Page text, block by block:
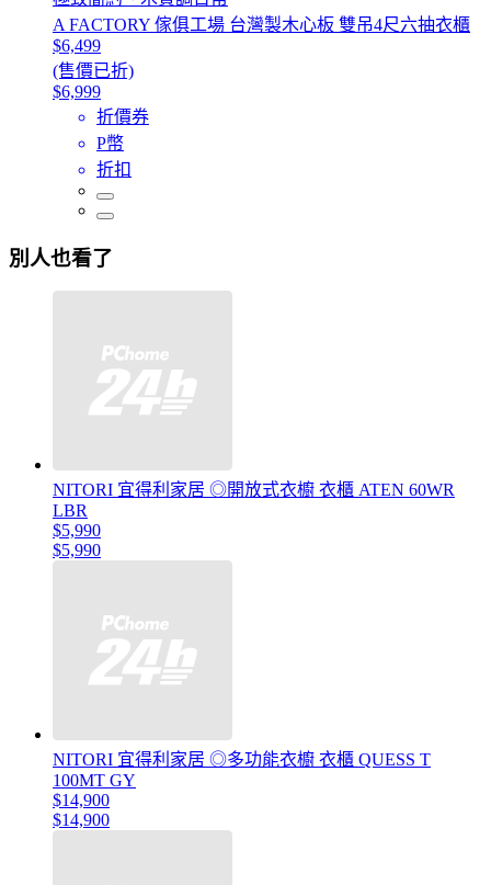
A FACTORY 傢俱工場 台灣製木心板 雙吊4尺六抽衣櫃
$6,499
(售價已折)
$6,999
折價券
P幣
折扣
別人也看了
NITORI 宜得利家居 ◎開放式衣櫥 衣櫃 ATEN 60WR
LBR
$5,990
$5,990
NITORI 宜得利家居 ◎多功能衣櫥 衣櫃 QUESS T
100MT GY
$14,900
$14,900